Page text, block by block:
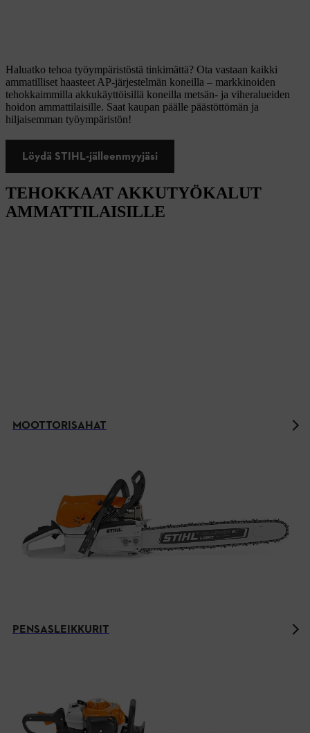
Haluatko tehoa työympäristöstä tinkimättä? Ota vastaan kaikki
ammatilliset haasteet AP-järjestelmän koneilla – markkinoiden
tehokkaimmilla akkukäyttöisillä koneilla metsän- ja viheralueiden
hoidon ammattilaisille. Saat kaupan päälle päästöttömän ja
hiljaisemman työympäristön!
Löydä STIHL-jälleenmyyjäsi
TEHOKKAAT AKKUTYÖKALUT
AMMATTILAISILLE
MOOTTORISAHAT
PENSASLEIKKURIT